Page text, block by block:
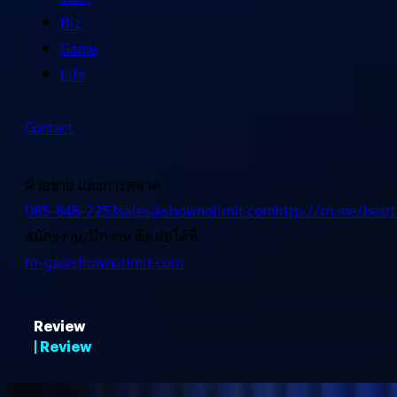
Biz
Game
Life
Contact
ฝ่ายขาย และการตลาด
085-848-2253sales@shownolimit.comhttp://m.me/
สมัครงาน/ฝึกงาน ติดต่อได้ที่
hr-ga@shownolimit.com
Review
| Review